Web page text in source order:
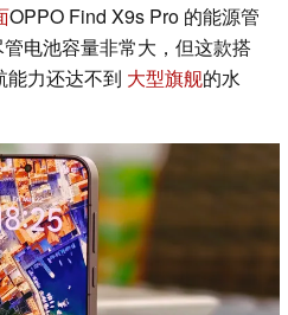
OPPO Find X9s Pro 的能源管
电池容量非常大，但这款搭
能力还达不到 大型旗舰的水